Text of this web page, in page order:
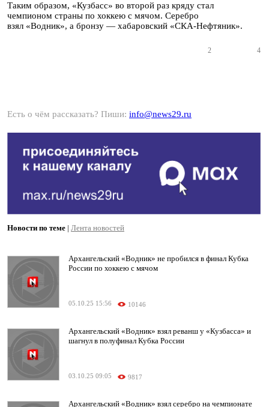
Таким образом, «Кузбасс» во второй раз кряду стал
чемпионом страны по хоккею с мячом. Серебро
взял «Водник», а бронзу — хабаровский «СКА-Нефтяник».
2 4
Есть о чём рассказать? Пиши: info@news29.ru
Новости по теме | Лента новостей
Архангельский «Водник» не пробился в финал Кубка
России по хоккею с мячом
05.10.25 15:56 10146
Архангельский «Водник» взял реванш у «Кузбасса» и
шагнул в полуфинал Кубка России
03.10.25 09:05 9817
Архангельский «Водник» взял серебро на чемпионате